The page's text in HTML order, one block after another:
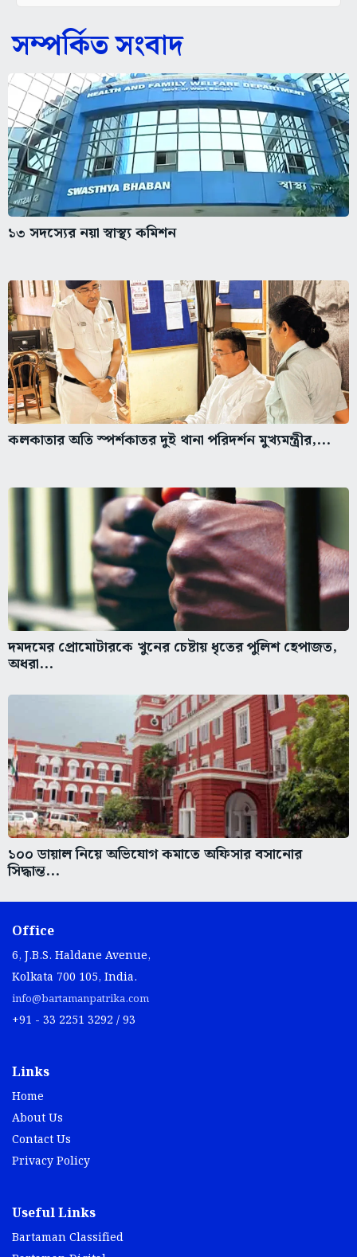
সম্পর্কিত সংবাদ
১৩ সদস্যের নয়া স্বাস্থ্য কমিশন
কলকাতার অতি স্পর্শকাতর দুই থানা পরিদর্শন মুখ্যমন্ত্রীর,...
দমদমের প্রোমোটারকে খুনের চেষ্টায় ধৃতের পুলিশ হেপাজত,
অধরা...
১০০ ডায়াল নিয়ে অভিযোগ কমাতে অফিসার বসানোর
সিদ্ধান্ত...
Office
6, J.B.S. Haldane Avenue,
Kolkata 700 105, India.
info@bartamanpatrika.com
+91 - 33 2251 3292 / 93
Links
Home
About Us
Contact Us
Privacy Policy
Useful Links
Bartaman Classified